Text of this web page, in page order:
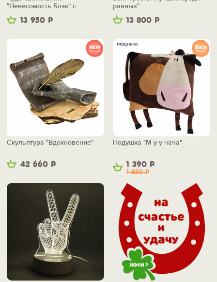
13 950 Р
"Невесомость Блэк" с
беспроводной зарядкой
13 800 Р
равных"
42 660 Р
Скульптура "Вдохновение"
1 390 Р
1 850Р
Подушка "М-у-у-чача"